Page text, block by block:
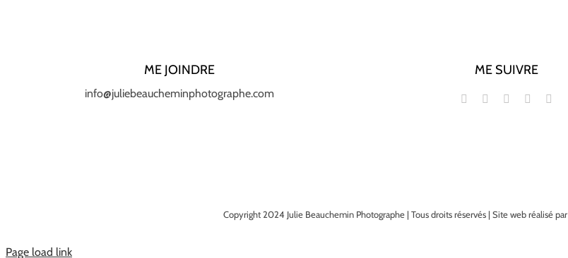
ME JOINDRE
info@juliebeaucheminphotographe.com
ME SUIVRE
Copyright 2024 Julie Beauchemin Photographe | Tous droits réservés | Site web réalisé par
Page load link